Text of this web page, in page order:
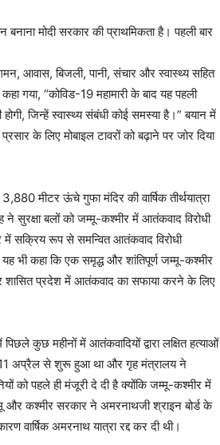
मोदी सरकार की प्राथमिकता है। पहली बार
आवास, बिजली, पानी, संचार और स्वास्थ्य सहित
गया, “कोविड-19 महामारी के बाद यह पहली
जिन्हें स्वास्थ्य संबंधी कोई समस्या है।” बयान में
के लिए मोबाइल टावरों को बढ़ाने पर जोर दिया
मीटर ऊंचे गुफा मंदिर की वार्षिक तीर्थयात्रा
सुरक्षा बलों को जम्मू-कश्मीर में आतंकवाद विरोधी
में सक्रिय रूप से समन्वित आतंकवाद विरोधी
भी कहा कि एक समृद्ध और शांतिपूर्ण जम्मू-कश्मीर
शासित प्रदेश में आतंकवाद का सफाया करने के लिए
कुछ महीनों में आतंकवादियों द्वारा लक्षित हत्याओं
अप्रैल से शुरू हुआ था और गृह मंत्रालय ने
को पहले ही मंजूरी दे दी है क्योंकि जम्मू-कश्मीर में
और कश्मीर सरकार ने अमरनाथजी श्राइन बोर्ड के
अमरनाथ यात्रा रद्द कर दी थी।